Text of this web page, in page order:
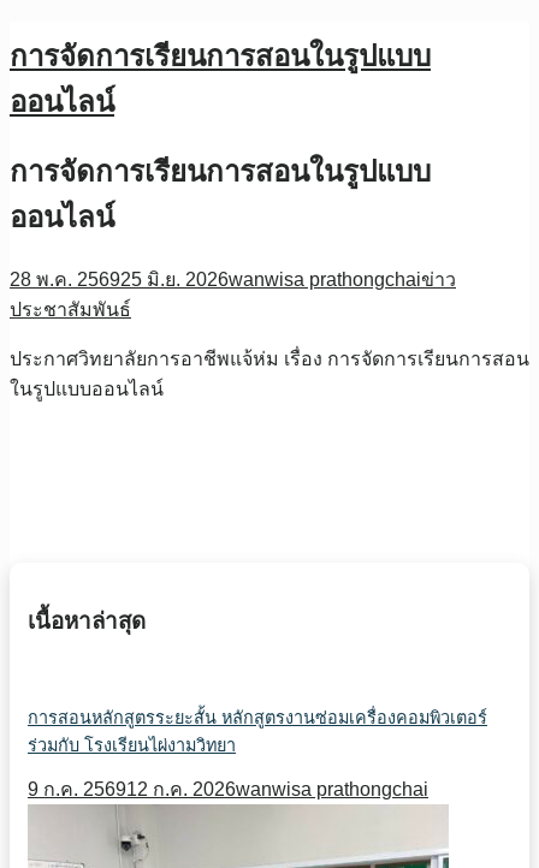
การจัดการเรียนการสอนในรูปแบบ
ออนไลน์
การจัดการเรียนการสอนในรูปแบบ
ออนไลน์
28 พ.ค. 256925 มิ.ย. 2026wanwisa prathongchaiข่าว
ประชาสัมพันธ์
ประกาศวิทยาลัยการอาชีพแจ้ห่ม เรื่อง การจัดการเรียนการสอน
ในรูปแบบออนไลน์
เนื้อหาล่าสุด
การสอนหลักสูตรระยะสั้น หลักสูตรงานซ่อมเครื่องคอมพิวเตอร์
ร่วมกับ โรงเรียนไผ่งามวิทยา
9 ก.ค. 256912 ก.ค. 2026wanwisa prathongchai